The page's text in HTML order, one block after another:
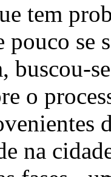
tem
se
buscou-
o
na